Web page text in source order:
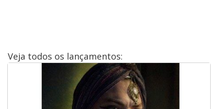
Veja todos os lançamentos: